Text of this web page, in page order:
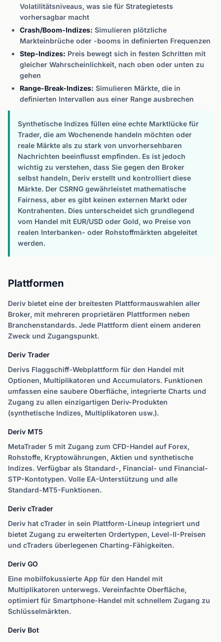
Volatilitätsniveaus, was sie für Strategietests
vorhersagbar macht
Crash/Boom-Indizes: Simulieren plötzliche
Markteinbrüche oder -booms in definierten Frequenzen
Step-Indizes: Preis bewegt sich in festen Schritten mit
gleicher Wahrscheinlichkeit, nach oben oder unten zu
gehen
Range-Break-Indizes: Simulieren Märkte, die in
definierten Intervallen aus einer Range ausbrechen
Synthetische Indizes füllen eine echte Marktlücke für
Trader, die am Wochenende handeln möchten oder
reale Märkte als zu stark von unvorhersehbaren
Nachrichten beeinflusst empfinden. Es ist jedoch
wichtig zu verstehen, dass Sie gegen den Broker
selbst handeln, Deriv erstellt und kontrolliert diese
Märkte. Der CSRNG gewährleistet mathematische
Fairness, aber es gibt keinen externen Markt oder
Kontrahenten. Dies unterscheidet sich grundlegend
vom Handel mit EUR/USD oder Gold, wo Preise von
realen Interbanken- oder Rohstoffmärkten abgeleitet
werden.
Plattformen
Deriv bietet eine der breitesten Plattformauswahlen aller
Broker, mit mehreren proprietären Plattformen neben
Branchenstandards. Jede Plattform dient einem anderen
Zweck und Zugangspunkt.
Deriv Trader
Derivs Flaggschiff-Webplattform für den Handel mit
Optionen, Multiplikatoren und Accumulators. Funktionen
umfassen eine saubere Oberfläche, integrierte Charts und
Zugang zu allen einzigartigen Deriv-Produkten
(synthetische Indizes, Multiplikatoren usw.).
Deriv MT5
MetaTrader 5 mit Zugang zum CFD-Handel auf Forex,
Rohstoffe, Kryptowährungen, Aktien und synthetische
Indizes. Verfügbar als Standard-, Financial- und Financial-
STP-Kontotypen. Volle EA-Unterstützung und alle
Standard-MT5-Funktionen.
Deriv cTrader
Deriv hat cTrader in sein Plattform-Lineup integriert und
bietet Zugang zu erweiterten Ordertypen, Level-II-Preisen
und cTraders überlegenen Charting-Fähigkeiten.
Deriv GO
Eine mobilfokussierte App für den Handel mit
Multiplikatoren unterwegs. Vereinfachte Oberfläche,
optimiert für Smartphone-Handel mit schnellem Zugang zu
Schlüsselmärkten.
Deriv Bot